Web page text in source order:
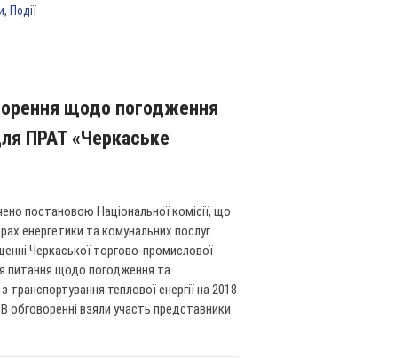
, Події
щодо погодження
ПРАТ «Черкаське
постановою Національної комісії, що
енергетики та комунальних послуг
Черкаської торгово-промислової
питання щодо погодження та
теплової енергії на 2018
обговоренні взяли участь представники